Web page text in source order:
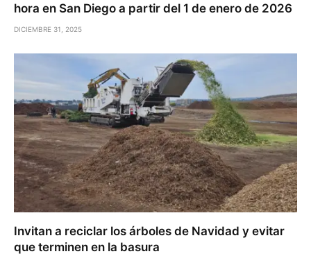
hora en San Diego a partir del 1 de enero de 2026
DICIEMBRE 31, 2025
Invitan a reciclar los árboles de Navidad y evitar
que terminen en la basura